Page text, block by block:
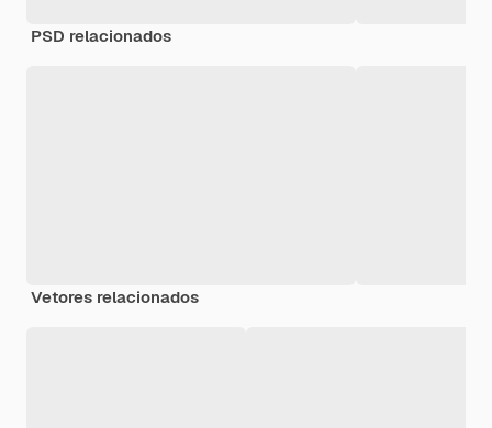
PSD relacionados
Vetores relacionados